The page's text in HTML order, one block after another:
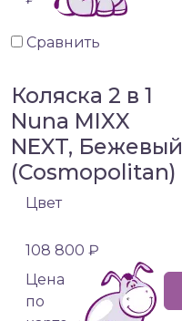
Сравнить
Коляска 2 в 1
Nuna MIXX
NEXT, Бежевый
(Cosmopolitan)
Цвет
108 800 ₽
Цена
по